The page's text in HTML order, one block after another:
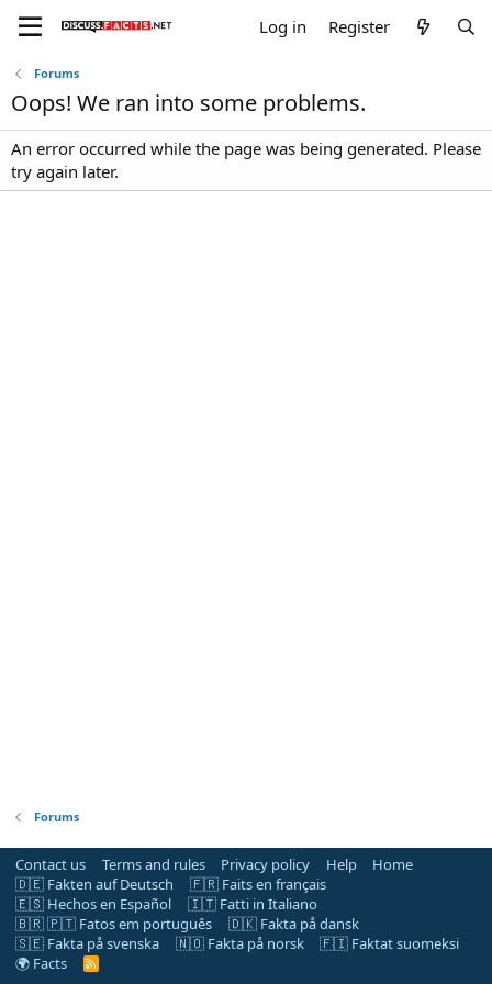
Log in Register
Forums
Oops! We ran into some problems.
An error occurred while the page was being generated. Please
try again later.
Forums
Contact us Terms and rules Privacy policy Help
Home
🇩🇪 Fakten auf Deutsch
🇫🇷 Faits en français
🇪🇸 Hechos en Español
🇮🇹 Fatti in Italiano
🇧🇷 🇵🇹 Fatos em português
🇩🇰 Fakta på dansk
🇸🇪 Fakta på svenska
🇳🇴 Fakta på norsk
🇫🇮 Faktat suomeksi
🌍 Facts
R